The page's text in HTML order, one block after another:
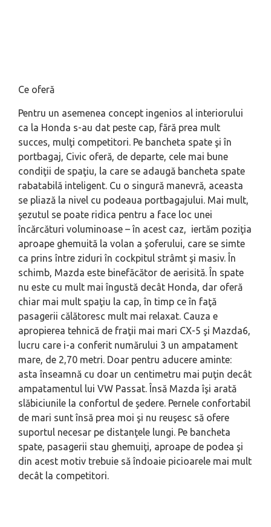
Ce oferă
Pentru un asemenea concept ingenios al interiorului
ca la Honda s-au dat peste cap, fără prea mult
succes, mulţi competitori. Pe bancheta spate şi în
portbagaj, Civic oferă, de departe, cele mai bune
condiţii de spaţiu, la care se adaugă bancheta spate
rabatabilă inteligent. Cu o singură manevră, aceasta
se pliază la nivel cu podeaua portbagajului. Mai mult,
şezutul se poate ridica pentru a face loc unei
încărcături voluminoase – în acest caz, iertăm poziţia
aproape ghemuită la volan a şoferului, care se simte
ca prins între ziduri în cockpitul strâmt şi masiv. În
schimb, Mazda este binefăcător de aerisită. În spate
nu este cu mult mai îngustă decât Honda, dar oferă
chiar mai mult spaţiu la cap, în timp ce în faţă
pasagerii călătoresc mult mai relaxat. Cauza e
apropierea tehnică de fraţii mai mari CX-5 şi Mazda6,
lucru care i-a conferit numărului 3 un ampatament
mare, de 2,70 metri. Doar pentru aducere aminte:
asta înseamnă cu doar un centimetru mai puţin decât
ampatamentul lui VW Passat. Însă Mazda îşi arată
slăbiciunile la confortul de şedere. Pernele confortabil
de mari sunt însă prea moi şi nu reuşesc să ofere
suportul necesar pe distanţele lungi. Pe bancheta
spate, pasagerii stau ghemuiţi, aproape de podea şi
din acest motiv trebuie să îndoaie picioarele mai mult
decât la competitori.